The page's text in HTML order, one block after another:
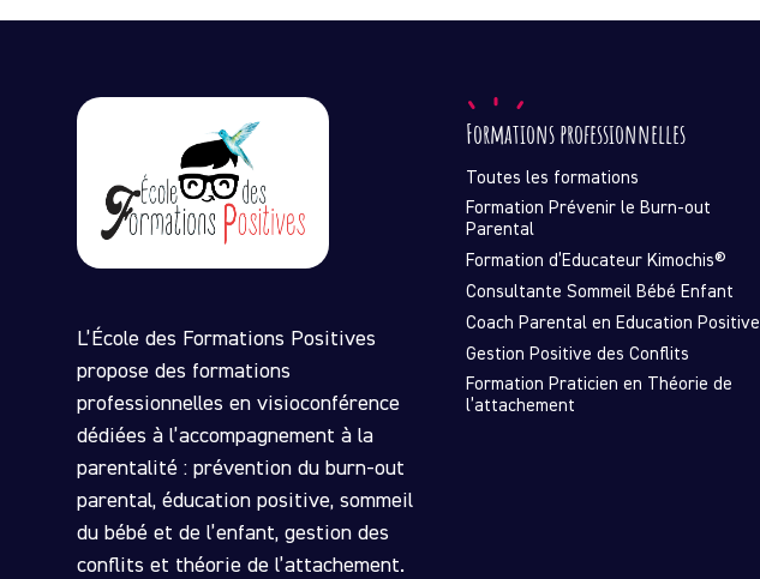
L’École des Formations Positives
propose des formations
professionnelles en visioconférence
dédiées à l’accompagnement à la
parentalité : prévention du burn-out
parental, éducation positive, sommeil
du bébé et de l’enfant, gestion des
conflits et théorie de l’attachement.
Formations professionnelles
Toutes les formations
Formation Prévenir le Burn-out
Parental
Formation d’Educateur Kimochis®
Consultante Sommeil Bébé Enfant
Coach Parental en Education Positive
Gestion Positive des Conflits
Formation Praticien en Théorie de
l’attachement